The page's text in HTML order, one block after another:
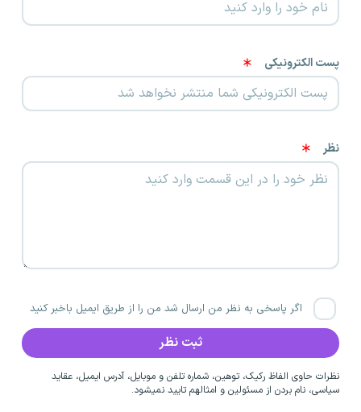
پست الکترونیکی
نظر
اگر پاسخی به نظر من ارسال شد من را از طریق ایمیل باخبر کنید
نظرات حاوی الفاظ رکیک، توهین، شماره تلفن و موبایل، آدرس ایمیل، عقاید
سیاسی، نام بردن از مسئولین و امثالهم تایید نمیشود.